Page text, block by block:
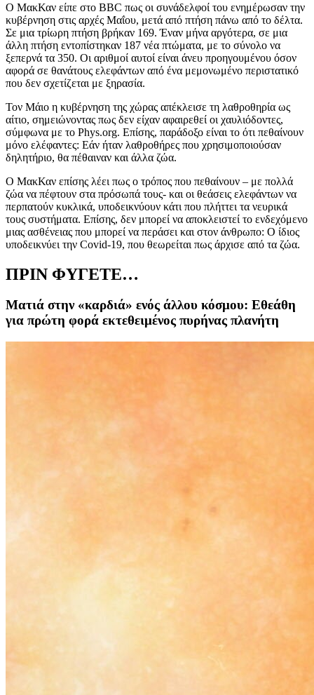
Ο ΜακΚαν είπε στο BBC πως οι συνάδελφοί του ενημέρωσαν την
κυβέρνηση στις αρχές Μαΐου, μετά από πτήση πάνω από το δέλτα.
Σε μια τρίωρη πτήση βρήκαν 169. Έναν μήνα αργότερα, σε μια
άλλη πτήση εντοπίστηκαν 187 νέα πτώματα, με το σύνολο να
ξεπερνά τα 350. Οι αριθμοί αυτοί είναι άνευ προηγουμένου όσον
αφορά σε θανάτους ελεφάντων από ένα μεμονωμένο περιστατικό
που δεν σχετίζεται με ξηρασία.
Τον Μάιο η κυβέρνηση της χώρας απέκλεισε τη λαθροθηρία ως
αίτιο, σημειώνοντας πως δεν είχαν αφαιρεθεί οι χαυλιόδοντες,
σύμφωνα με το Phys.org. Επίσης, παράδοξο είναι το ότι πεθαίνουν
μόνο ελέφαντες: Εάν ήταν λαθροθήρες που χρησιμοποιούσαν
δηλητήριο, θα πέθαιναν και άλλα ζώα.
Ο ΜακΚαν επίσης λέει πως ο τρόπος που πεθαίνουν – με πολλά
ζώα να πέφτουν στα πρόσωπά τους- και οι θεάσεις ελεφάντων να
περπατούν κυκλικά, υποδεικνύουν κάτι που πλήττει τα νευρικά
τους συστήματα. Επίσης, δεν μπορεί να αποκλειστεί το ενδεχόμενο
μιας ασθένειας που μπορεί να περάσει και στον άνθρωπο: Ο ίδιος
υποδεικνύει την Covid-19, που θεωρείται πως άρχισε από τα ζώα.
ΠΡΙΝ ΦΥΓΕΤΕ…
Ματιά στην «καρδιά» ενός άλλου κόσμου: Εθεάθη
για πρώτη φορά εκτεθειμένος πυρήνας πλανήτη